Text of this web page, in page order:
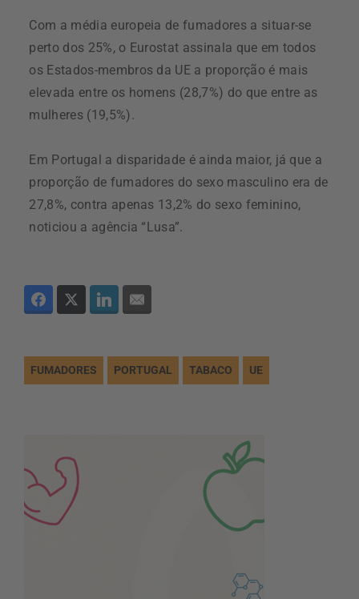
Com a média europeia de fumadores a situar-se
perto dos 25%, o Eurostat assinala que em todos
os Estados-membros da UE a proporção é mais
elevada entre os homens (28,7%) do que entre as
mulheres (19,5%).
Em Portugal a disparidade é ainda maior, já que a
proporção de fumadores do sexo masculino era de
27,8%, contra apenas 13,2% do sexo feminino,
noticiou a agência “Lusa”.
FUMADORES PORTUGAL TABACO UE